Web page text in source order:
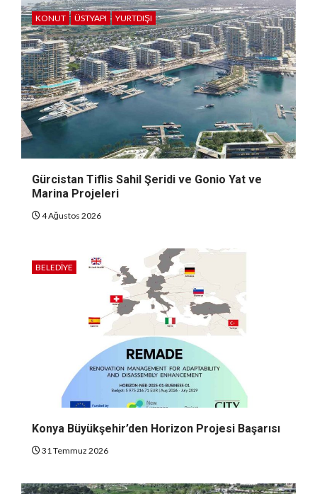
KONUT ÜSTYAPI YURTDIŞI
Gürcistan Tiflis Sahil Şeridi ve Gonio Yat ve
Marina Projeleri
4 Ağustos 2026
BELEDIYE
Konya Büyükşehir’den Horizon Projesi Başarısı
31 Temmuz 2026